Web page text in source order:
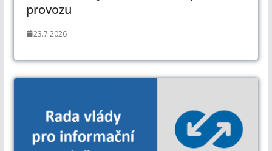
provozu
23.7.2026